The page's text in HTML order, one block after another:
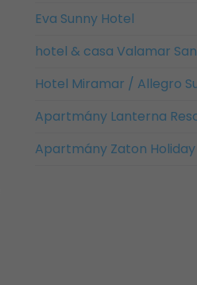
Eva Sunny Hotel
hotel & casa Valamar
Hotel Miramar / Allegro
Apartmány Lanterna
Apartmány Zaton